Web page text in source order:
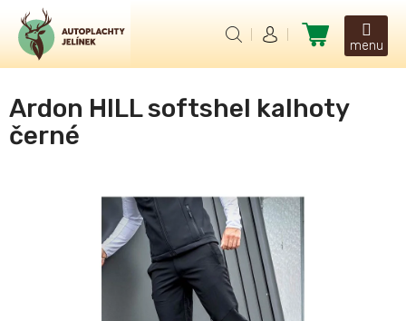
obsah
Nákupní
košík
Ardon HILL softshel kalhoty
černé